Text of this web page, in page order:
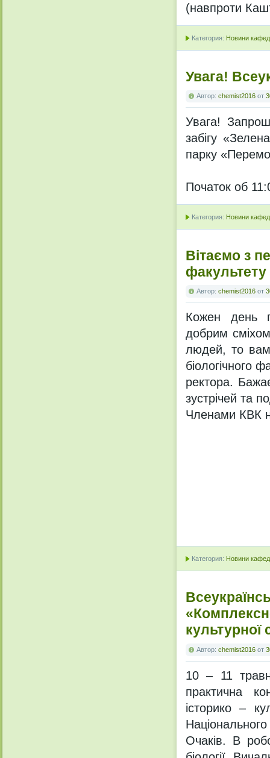
(навпроти
Категория: Новини
Увага!
Автор: chemist2016 от
Увага!
забігу
парку
Початок об
Категория: Новини
Вітаємо з
факультету
Автор: chemist2016 от
Кожен день
добрим
людей, то
біологічного
ректора.
зустрічей та
Членами КВК
Категория: Новини
культурної
Автор: chemist2016 от
10 – 11
практична
історико –
Очаків. В